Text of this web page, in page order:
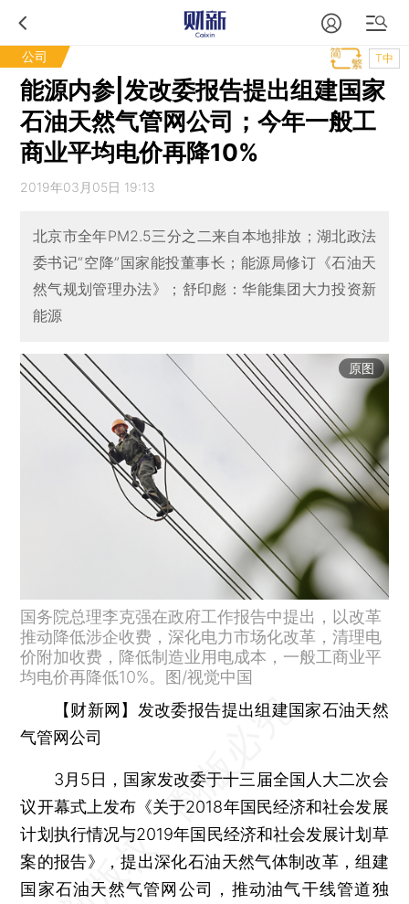
公司 T中
能源内参|发改委报告提出组建国家
石油天然气管网公司；今年一般工
商业平均电价再降10%
2019年03月05日 19:13
北京市全年PM2.5三分之二来自本地排放；湖北政法
委书记“空降”国家能投董事长；能源局修订《石油天
然气规划管理办法》；舒印彪：华能集团大力投资新
能源
原图
国务院总理李克强在政府工作报告中提出，以改革
推动降低涉企收费，深化电力市场化改革，清理电
价附加收费，降低制造业用电成本，一般工商业平
均电价再降低10%。图/视觉中国
【财新网】发改委报告提出组建国家石油天然
气管网公司
3月5日，国家发改委于十三届全国人大二次会
议开幕式上发布《关于2018年国民经济和社会发展
计划执行情况与2019年国民经济和社会发展计划草
案的报告》，提出深化石油天然气体制改革，组建
国家石油天然气管网公司，推动油气干线管道独